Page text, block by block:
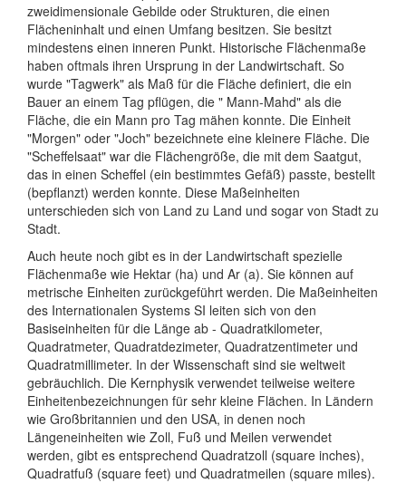
zweidimensionale Gebilde oder Strukturen, die einen
Flächeninhalt und einen Umfang besitzen. Sie besitzt
mindestens einen inneren Punkt. Historische Flächenmaße
haben oftmals ihren Ursprung in der Landwirtschaft. So
wurde "Tagwerk" als Maß für die Fläche definiert, die ein
Bauer an einem Tag pflügen, die " Mann-Mahd" als die
Fläche, die ein Mann pro Tag mähen konnte. Die Einheit
"Morgen" oder "Joch" bezeichnete eine kleinere Fläche. Die
"Scheffelsaat" war die Flächengröße, die mit dem Saatgut,
das in einen Scheffel (ein bestimmtes Gefäß) passte, bestellt
(bepflanzt) werden konnte. Diese Maßeinheiten
unterschieden sich von Land zu Land und sogar von Stadt zu
Stadt.
Auch heute noch gibt es in der Landwirtschaft spezielle
Flächenmaße wie Hektar (ha) und Ar (a). Sie können auf
metrische Einheiten zurückgeführt werden. Die Maßeinheiten
des Internationalen Systems SI leiten sich von den
Basiseinheiten für die Länge ab - Quadratkilometer,
Quadratmeter, Quadratdezimeter, Quadratzentimeter und
Quadratmillimeter. In der Wissenschaft sind sie weltweit
gebräuchlich. Die Kernphysik verwendet teilweise weitere
Einheitenbezeichnungen für sehr kleine Flächen. In Ländern
wie Großbritannien und den USA, in denen noch
Längeneinheiten wie Zoll, Fuß und Meilen verwendet
werden, gibt es entsprechend Quadratzoll (square inches),
Quadratfuß (square feet) und Quadratmeilen (square miles).